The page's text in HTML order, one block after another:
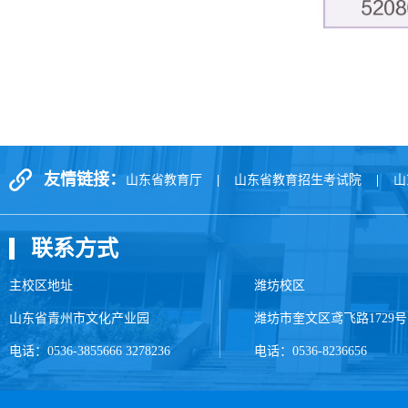
友情链接： 山东省教育厅 山东省教育招生考试院
联系方式
主校区地址
山东省青州市文化产业园
电话：0536-3855666 3278236
潍坊校区
潍坊市奎文区鸢飞路1729号
电话：0536-8236656